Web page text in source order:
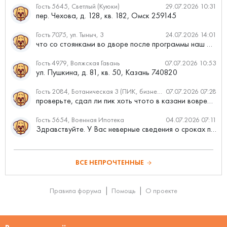
Гость 5645, Светлый (Куюки) 29.07.2026 10:31
пер. Чехова, д. 128, кв. 182, Омск 259145
Гость 7075, ул. Тыныч, 3 24.07.2026 14:01
что со стоянками во дворе после программы наш двор
Гость 4979, Волжская Гавань 07.07.2026 10:53
ул. Пушкина, д. 81, кв. 50, Казань 740820
Гость 2084, Ботаническая 3 (ПИК, бизнес-класс) 07.07.2026 07:28
проверьте, сдал ли пик хоть чтото в казани вовремя?
Гость 5654, Военная Ипотека 04.07.2026 07:11
Здравствуйте. У Вас неверные сведения о сроках проведения с...
ВСЕ НЕПРОЧТЕННЫЕ
Правила форума Помощь О проекте